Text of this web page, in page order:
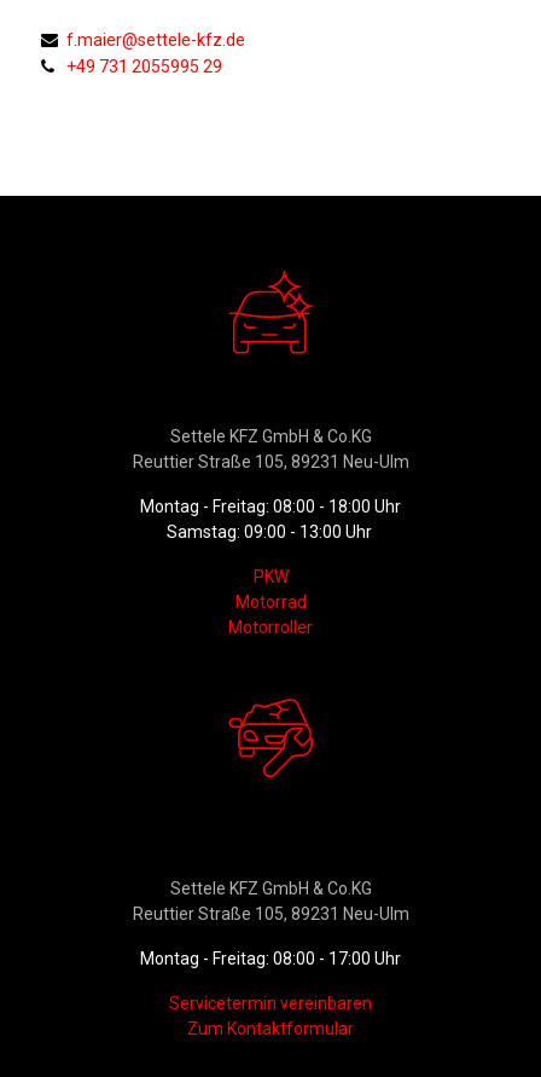
f.maier@settele-kfz.de
+49 731 2055995 29
Settele KFZ GmbH & Co.KG
Reuttier Straße 105, 89231 Neu-Ulm
Montag - Freitag: 08:00 - 18:00 Uhr
Samstag: 09:00 - 13:00 Uhr
PKW
Motorrad
Motorroller
Settele KFZ GmbH & Co.KG
Reuttier Straße 105, 89231 Neu-Ulm
Montag - Freitag: 08:00 - 17:00 Uhr
Servicetermin vereinbaren
Zum Kontaktformular